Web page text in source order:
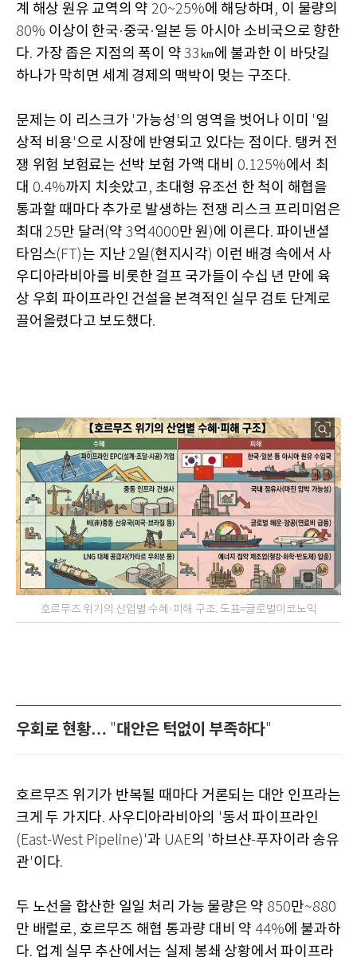
계 해상 원유 교역의 약 20~25%에 해당하며 , 이 물량의
80% 이상이 한국·중국·일본 등 아시아 소비국으로 향한
다. 가장 좁은 지점의 폭이 약 33 ㎞에 불과한 이 바닷길
하나가 막히면 세계 경제의 맥박이 멎는 구조다.
문제는 이 리스크가 '가능성 '의 영역을 벗어나 이미 '일
상적 비용'으로 시장에 반영되고 있다는 점이다. 탱커 전
쟁 위험 보험료는 선박 보험 가액 대비 0.125%에서 최
대 0.4%까지 치솟았고, 초대형 유조선 한 척이 해협을
통과할 때마다 추가로 발생하는 전쟁 리스크 프리미엄은
최대 25만 달러 (약 3억 4000만 원)에 이른다. 파이낸셜
타임스(FT)는 지난 2일 (현지시각) 이런 배경 속에서 사
우디아라비아를 비롯한 걸프 국가들이 수십 년 만에 육
상 우회 파이프라인 건설을 본격적인 실무 검토 단계로
끌어올렸다고 보도했다.
호르무즈 위기의 산업별 수혜·피해 구조. 도표=글로벌이코노믹
우회로 현황… "대안은 턱없이 부족하다"
호르무즈 위기가 반복될 때마다 거론되는 대안 인프라는
크게 두 가지다. 사우디아라비아의 '동서 파이프라인
(East-West Pipeline)'과 UAE의 '하브샨-푸자이라 송유
관'이다.
두 노선을 합산한 일일 처리 가능 물량은 약 850만~880
만 배럴로, 호르무즈 해협 통과량 대비 약 44%에 불과하
다. 업계 실무 추산에서는 실제 봉쇄 상황에서 파이프라